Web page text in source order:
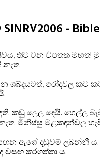
-
තිට වන විපතක මහත!
ශබ්දයටත්, රෝදවල කට
කඩු ලෙල දෙයි. හෙල්ල
මිනිස්සු මළකඳන්වල
ඇගේ දඬුවම් ලබන්නී ය.
වසඟ කරගත්තා ය.